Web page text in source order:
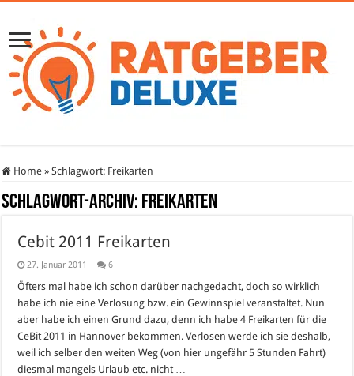
Home » Schlagwort: Freikarten
Schlagwort-Archiv: Freikarten
Cebit 2011 Freikarten
27. Januar 2011 6
Öfters mal habe ich schon darüber nachgedacht, doch so wirklich
habe ich nie eine Verlosung bzw. ein Gewinnspiel veranstaltet. Nun
aber habe ich einen Grund dazu, denn ich habe 4 Freikarten für die
CeBit 2011 in Hannover bekommen. Verlosen werde ich sie deshalb,
weil ich selber den weiten Weg (von hier ungefähr 5 Stunden Fahrt)
diesmal mangels Urlaub etc. nicht …